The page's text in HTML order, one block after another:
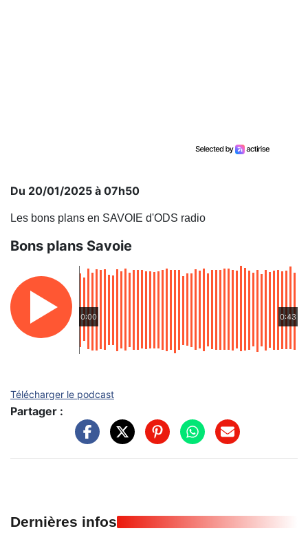
Du 20/01/2025 à 07h50
Les bons plans en SAVOIE d'ODS radio
Bons plans Savoie
0:00 0:43
Télécharger le podcast
Partager :
Dernières infos